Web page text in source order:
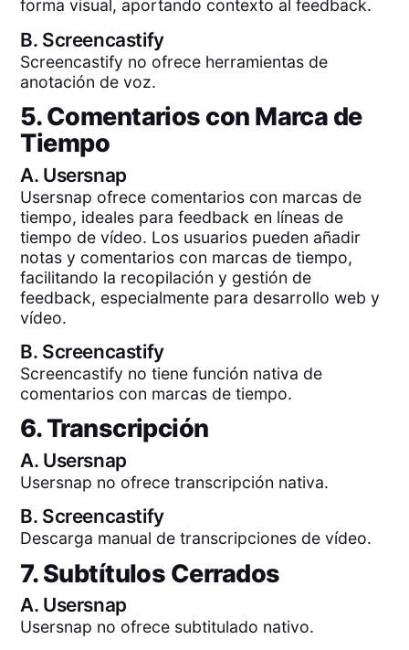
forma visual, aportando contexto al feedback.
B. Screencastify
Screencastify no ofrece herramientas de
anotación de voz.
5. Comentarios con Marca de
Tiempo
A. Usersnap
Usersnap ofrece comentarios con marcas de
tiempo, ideales para feedback en líneas de
tiempo de vídeo. Los usuarios pueden añadir
notas y comentarios con marcas de tiempo,
facilitando la recopilación y gestión de
feedback, especialmente para desarrollo web y
vídeo.
B. Screencastify
Screencastify no tiene función nativa de
comentarios con marcas de tiempo.
6. Transcripción
A. Usersnap
Usersnap no ofrece transcripción nativa.
B. Screencastify
Descarga manual de transcripciones de vídeo.
7. Subtítulos Cerrados
A. Usersnap
Usersnap no ofrece subtitulado nativo.